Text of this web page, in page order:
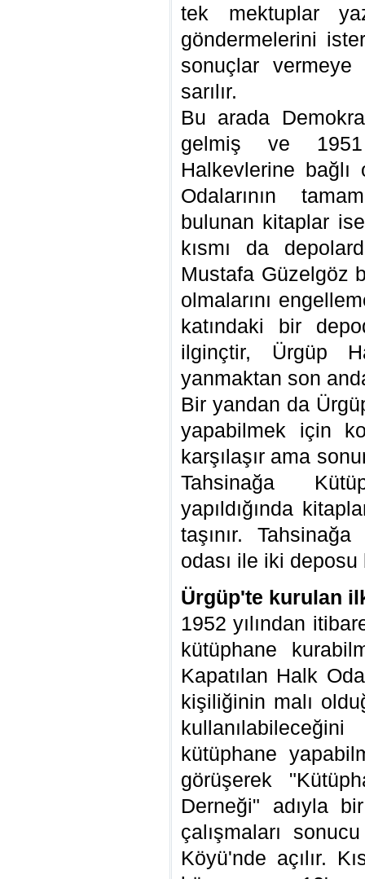
tek mektuplar
göndermelerini
sonuçlar vermeye
sarılır.
Bu arada
gelmiş ve
Halkevlerine
Odalarının
bulunan kitaplar
kısmı da
Mustafa Güzelgöz
olmalarını
katındaki bir
ilginçtir, Ürgüp
yanmaktan son
Bir yandan da
yapabilmek için
karşılaşır ama
Tahsinağa
yapıldığında
taşınır.
odası ile iki deposu
Ürgüp'te kurulan
1952 yılından
kütüphane
Kapatılan Halk
kişiliğinin malı
kütüphane
görüşerek
Derneği" adıyla
çalışmaları
Köyü'nde açılır.